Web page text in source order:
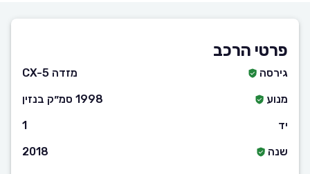
פרטי הרכב
גירסה
מזדה CX-5
מנוע
1998 סמ״ק בנזין
יד
1
שנה
2018